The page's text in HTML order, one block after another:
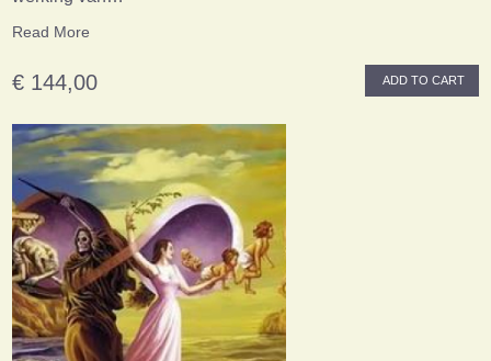
Read More
€ 144,00 ADD TO CART